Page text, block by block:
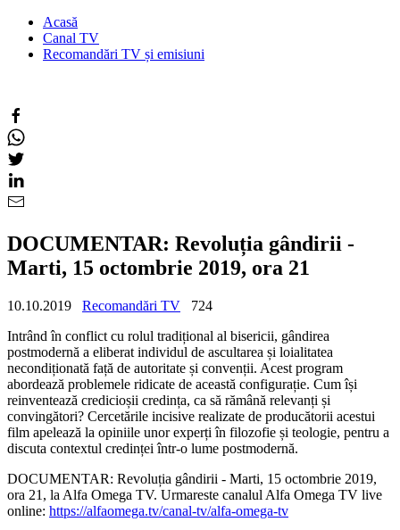
Acasă
Canal TV
Recomandări TV și emisiuni
DOCUMENTAR: Revoluția gândirii -
Marti, 15 octombrie 2019, ora 21
10.10.2019 Recomandări TV
724
Intrând în conflict cu rolul tradițional al bisericii, gândirea
postmodernă a eliberat individul de ascultarea și loialitatea
necondiționată față de autoritate și convenții. Acest program
abordează problemele ridicate de această configurație. Cum își
reinventează credicioșii credința, ca să rămână relevanți și
convingători? Cercetările incisive realizate de producătorii acestui
film apelează la opiniile unor experți în filozofie și teologie, pentru a
discuta contextul credinței într-o lume postmodernă.
DOCUMENTAR: Revoluția gândirii - Marti, 15 octombrie 2019,
ora 21, la Alfa Omega TV. Urmareste canalul Alfa Omega TV live
online: https://alfaomega.tv/canal-tv/alfa-omega-tv